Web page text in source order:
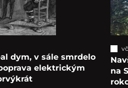
dym, v sále smrdelo
elektrickým
na